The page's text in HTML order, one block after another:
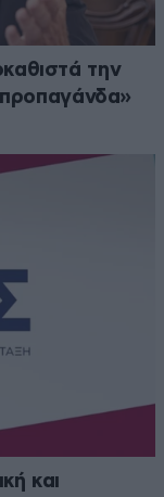
την
προπαγάνδα»
και